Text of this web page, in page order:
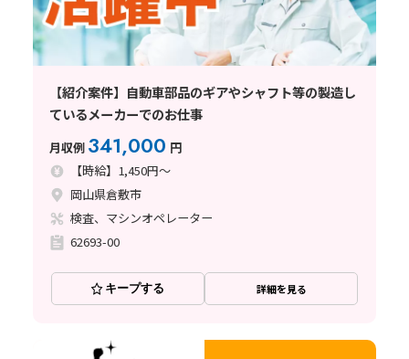
【紹介案件】自動車部品のギアやシャフト等の製造し
ているメーカーでのお仕事
月収例 341,000 円
【時給】1,450円～
岡山県倉敷市
検査、マシンオペレーター
62693-00
キープする 詳細を見る